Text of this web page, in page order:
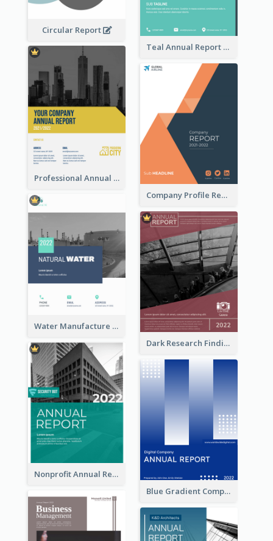
Circular Report
Teal Annual Report
Professional Annual Report Reports
Company Profile Reports
Water Manufacture Annual Reports
Dark Research Findings Annual Report
Nonprofit Annual Report
Blue Gradient Company Annual Report